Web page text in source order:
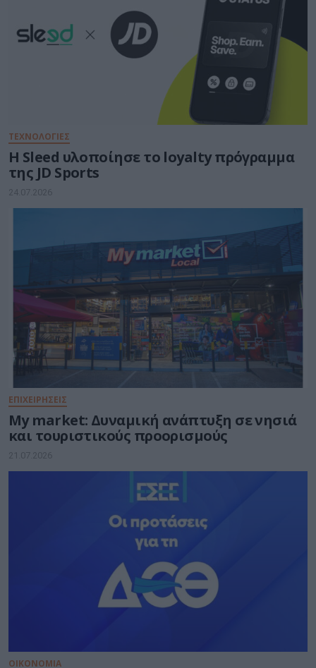
ΤΕΧΝΟΛΟΓΙΕΣ
Η Sleed υλοποίησε το loyalty πρόγραμμα
της JD Sports
24.07.2026
ΕΠΙΧΕΙΡΗΣΕΙΣ
My market: Δυναμική ανάπτυξη σε νησιά
και τουριστικούς προορισμούς
21.07.2026
ΟΙΚΟΝΟΜΙΑ